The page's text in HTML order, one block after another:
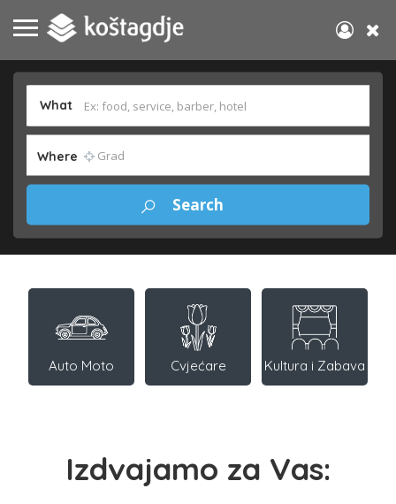
What
Where
Auto Moto Cvjećare Kultura i Zabava
Izdvajamo za Vas: